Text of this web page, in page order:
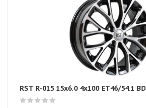
RST R-015 15x6.0 4x100 ET46/54.1 BD